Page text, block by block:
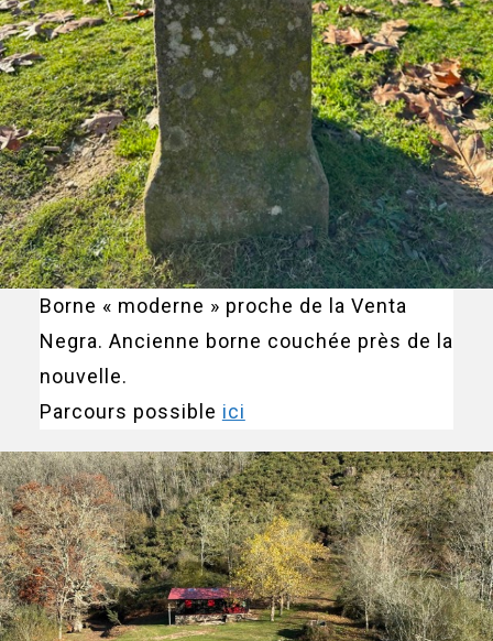
Borne « moderne » proche de la Venta
Negra. Ancienne borne couchée près de la
nouvelle.
Parcours possible ici